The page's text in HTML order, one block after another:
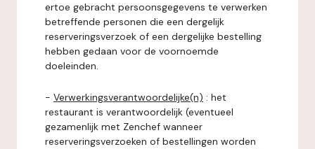
ertoe gebracht persoonsgegevens te verwerken
betreffende personen die een dergelijk
reserveringsverzoek of een dergelijke bestelling
hebben gedaan voor de voornoemde
doeleinden.
- Verwerkingsverantwoordelijke(n) : het
restaurant is verantwoordelijk (eventueel
gezamenlijk met Zenchef wanneer
reserveringsverzoeken of bestellingen worden